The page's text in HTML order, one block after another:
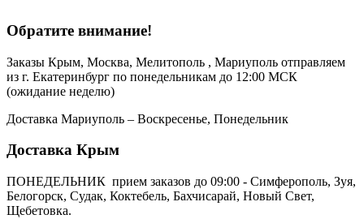
Обратите внимание!
Заказы Крым, Москва, Мелитополь , Мариуполь отправляем
из г. Екатеринбург по понедельникам до 12:00 МСК
(ожидание неделю)
Доставка Мариуполь – Воскресенье, Понедельник
Доставка Крым
ПОНЕДЕЛЬНИК прием заказов до 09:00 - Симферополь, Зуя,
Белогорск, Судак, Коктебель, Бахчисарай, Новый Свет,
Щебетовка.